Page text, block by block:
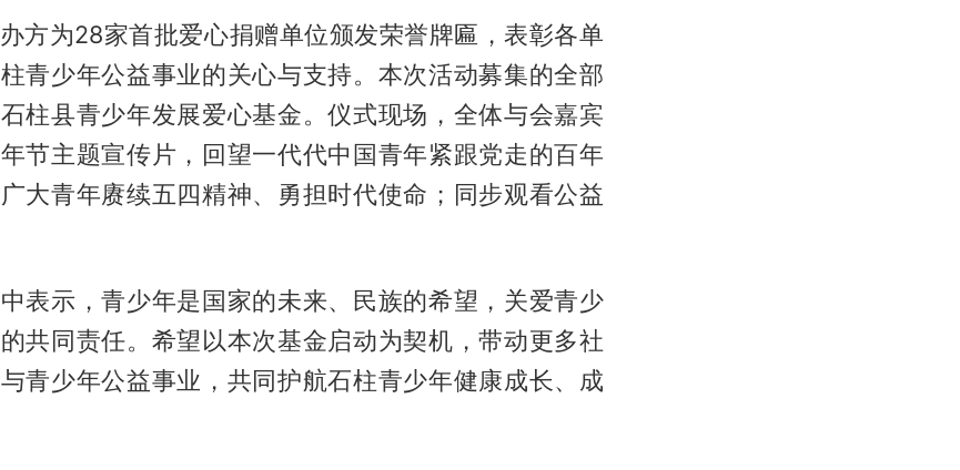
方为28家首批爱心捐赠单位颁发荣誉牌匾，表彰各单
青少年公益事业的关心与支持。本次活动募集的全部
柱县青少年发展爱心基金。仪式现场，全体与会嘉宾
节主题宣传片，回望一代代中国青年紧跟党走的百年
大青年赓续五四精神、勇担时代使命；同步观看公益
表示，青少年是国家的未来、民族的希望，关爱青少
共同责任。希望以本次基金启动为契机，带动更多社
青少年公益事业，共同护航石柱青少年健康成长、成